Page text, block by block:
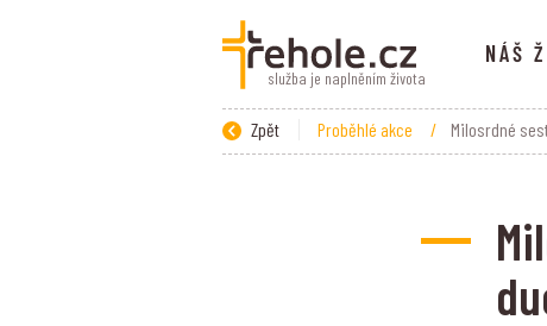
služba je naplněním života
NÁŠ
Zpět Proběhlé akce / Milosrdné